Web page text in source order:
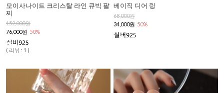
모이사나이트 크리스탈 라인 큐빅 팔
찌
152,000원
76,000원 50%
( 리뷰 : 1 )
베이직 디어 링
68,000원
34,000원 50%